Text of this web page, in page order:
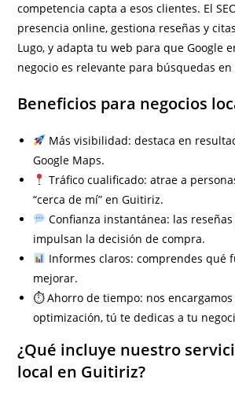
competencia capta a esos clientes. El
presencia online, gestiona reseñas y
Lugo, y adapta tu web para que Google
negocio es relevante para búsquedas
Beneficios para negocios
Más visibilidad: destaca en
Google Maps.
Tráfico cualificado: atrae a
“cerca de mí” en Guitiriz.
Confianza instantánea: las
impulsan la decisión de compra.
Informes claros: comprendes qué
mejorar.
⏱ Ahorro de tiempo: nos encargamos
optimización, tú te dedicas a tu
¿Qué incluye nuestro
local en Guitiriz?